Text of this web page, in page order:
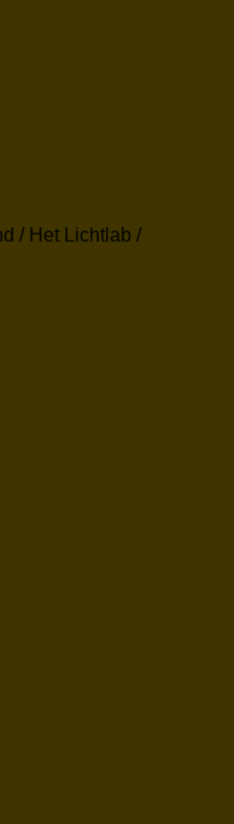
/ Het Lichtlab /